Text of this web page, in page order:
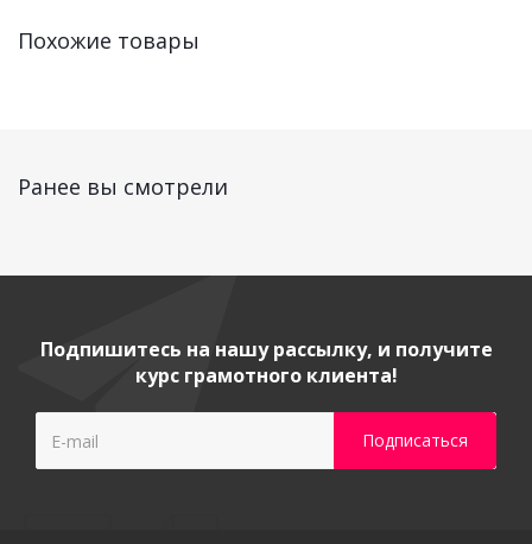
Похожие товары
Ранее вы смотрели
Подпишитесь на нашу рассылку, и получите
курс грамотного клиента!